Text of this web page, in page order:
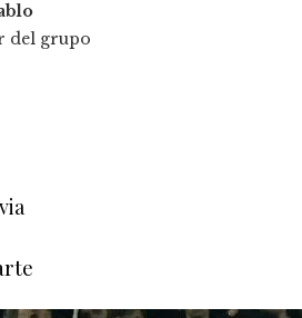
del grupo